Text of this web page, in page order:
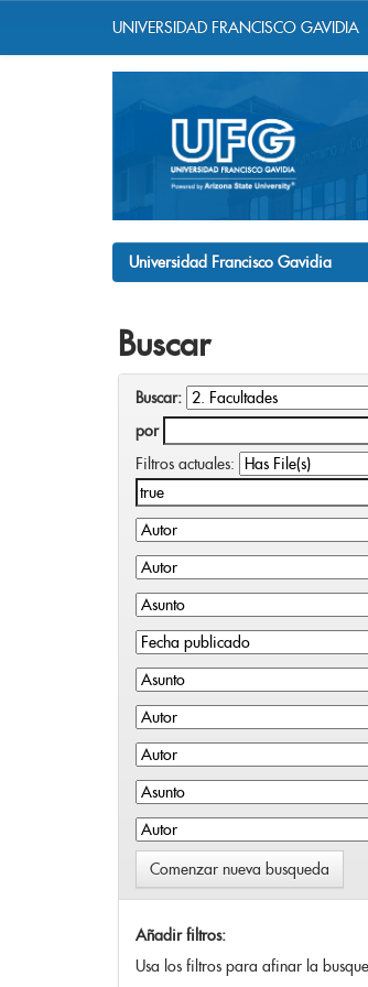
UNIVERSIDAD FRANCISCO GAVIDIA
Universidad Francisco Gavidia
Buscar
Buscar:
por
Filtros actuales:
Comenzar nueva busqueda
Añadir filtros:
Usa los filtros para afinar la